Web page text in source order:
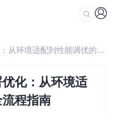
/ 智能交易框架部署优化：从环境适配到性能调优的全流程指南
化：从环境适
程指南